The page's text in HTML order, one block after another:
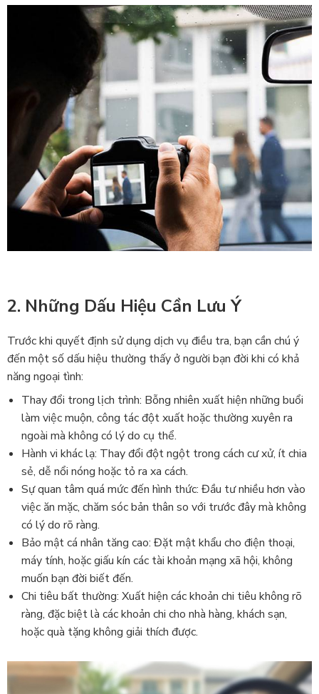
2. Những Dấu Hiệu Cần Lưu Ý
Trước khi quyết định sử dụng dịch vụ điều tra, bạn cần chú ý
đến một số dấu hiệu thường thấy ở người bạn đời khi có khả
năng ngoại tình:
Thay đổi trong lịch trình: Bỗng nhiên xuất hiện những buổi
làm việc muộn, công tác đột xuất hoặc thường xuyên ra
ngoài mà không có lý do cụ thể.
Hành vi khác lạ: Thay đổi đột ngột trong cách cư xử, ít chia
sẻ, dễ nổi nóng hoặc tỏ ra xa cách.
Sự quan tâm quá mức đến hình thức: Đầu tư nhiều hơn vào
việc ăn mặc, chăm sóc bản thân so với trước đây mà không
có lý do rõ ràng.
Bảo mật cá nhân tăng cao: Đặt mật khẩu cho điện thoại,
máy tính, hoặc giấu kín các tài khoản mạng xã hội, không
muốn bạn đời biết đến.
Chi tiêu bất thường: Xuất hiện các khoản chi tiêu không rõ
ràng, đặc biệt là các khoản chi cho nhà hàng, khách sạn,
hoặc quà tặng không giải thích được.